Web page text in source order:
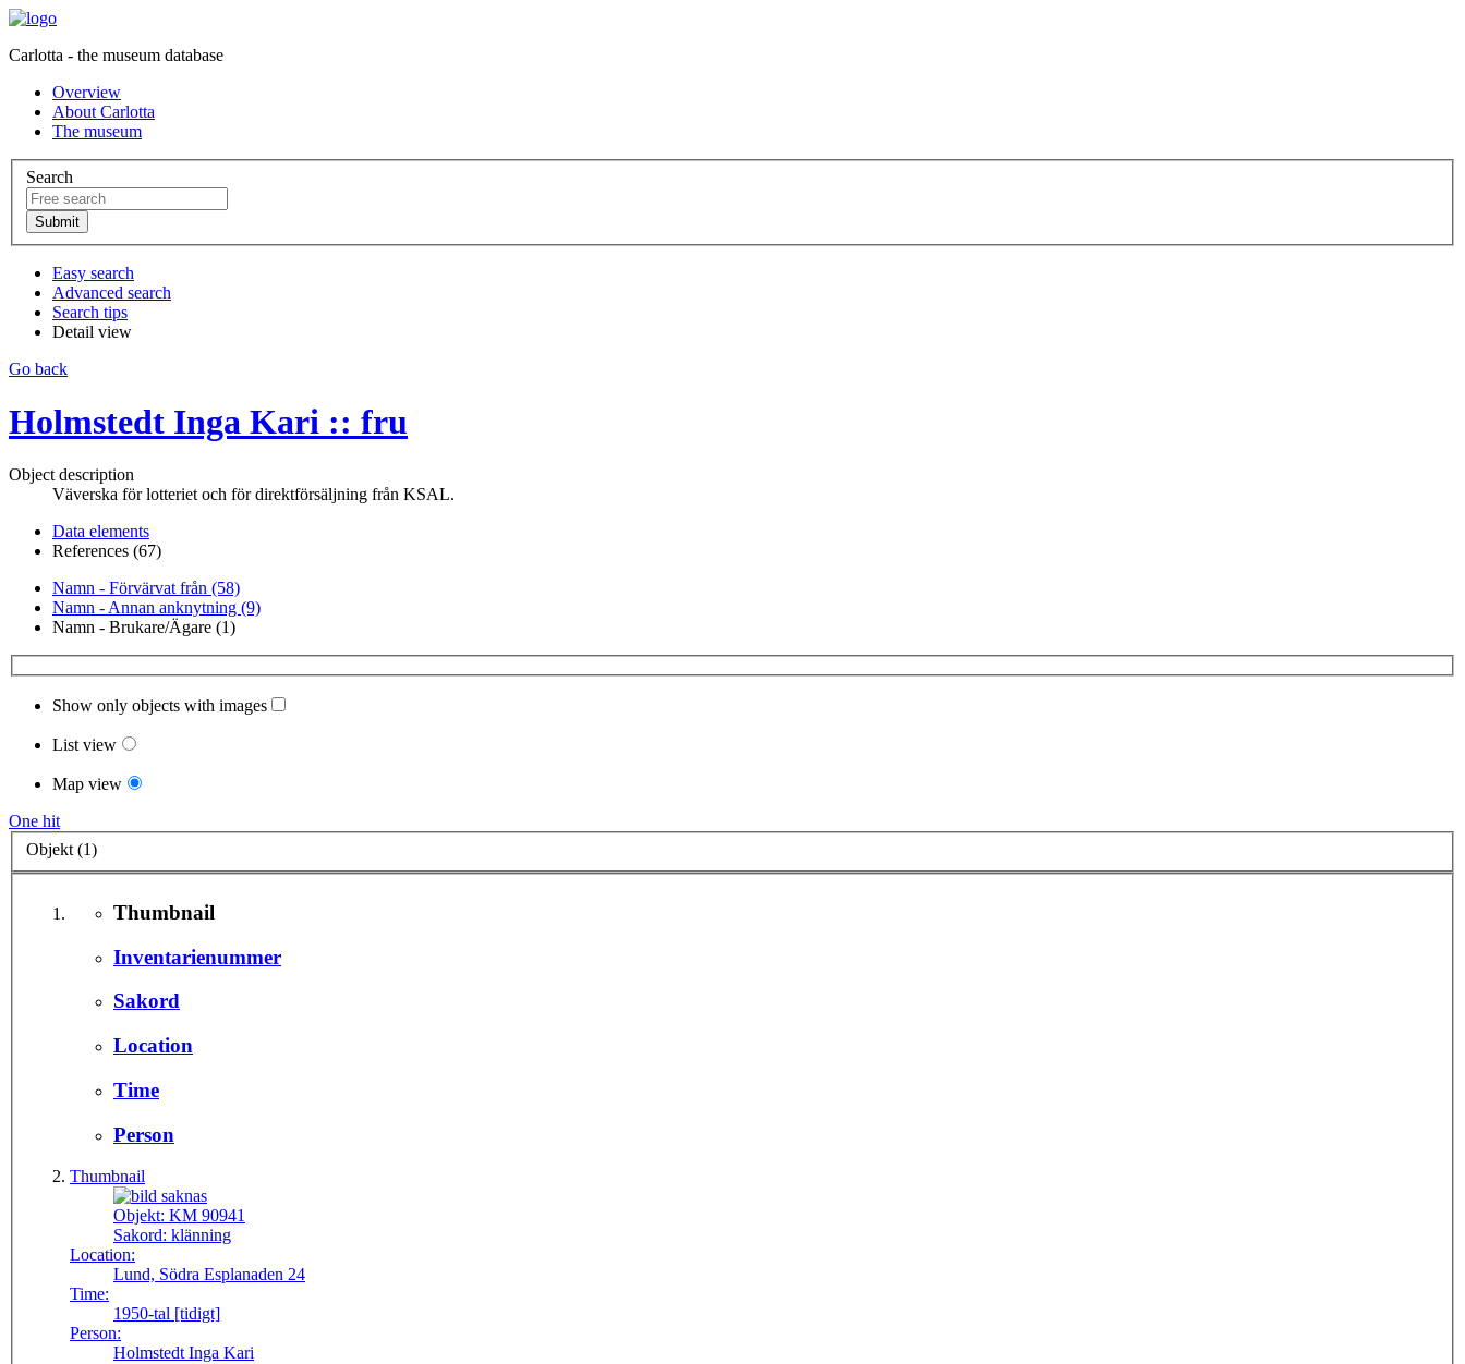
Carlotta - the museum database
Overview
About Carlotta
The museum
Search
Easy search
Advanced search
Search tips
Detail view
Go back
Holmstedt Inga Kari :: fru
Object description
Väverska för lotteriet och för direktförsäljning från KSAL.
Data elements
References (67)
Namn - Förvärvat från (58)
Namn - Annan anknytning (9)
Namn - Brukare/Ägare (1)
Show only objects with images
List view
Map view
One hit
Objekt (1)
Thumbnail
Inventarienummer
Sakord
Location
Time
Person
Thumbnail
Objekt: KM 90941
Sakord: klänning
Location:
Lund, Södra Esplanaden 24
Time:
1950-tal [tidigt]
Person:
Holmstedt Inga Kari